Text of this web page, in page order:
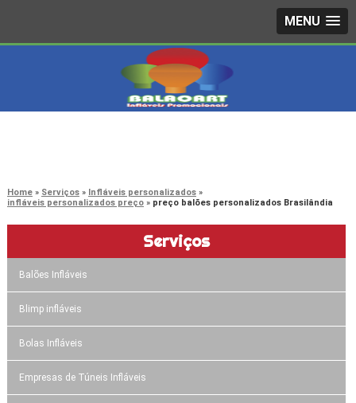
MENU
Home Serviços
Infláveis personalizados
infláveis personalizados preço
preço balões personalizados Brasilândia
Serviços
Balões Infláveis
Blimp infláveis
Bolas Infláveis
Empresas de Túneis Infláveis